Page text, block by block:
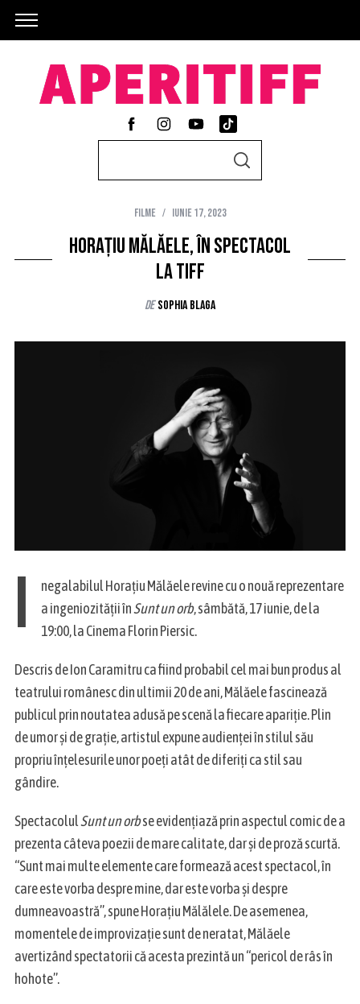
c
S
Filme iunie 17, 2023
Horațiu Mălăele, în spectacol
la TIFF
de Sophia Blaga
I
negalabilul Horațiu Mălăele revine cu o nouă reprezentare
a ingeniozității înSunt un orb, sâmbătă, 17 iunie, de la
19:00, la Cinema Florin Piersic.
Descris de Ion Caramitru ca fiind probabil cel mai bun produs al
teatrului românesc din ultimii 20 de ani, Mălăele fascinează
publicul prin noutatea adusă pe scenă la fiecare apariție. Plin
de umor și de grație, artistul expune audienței în stilul său
propriu înțelesurile unor poeți atât de diferiți ca stil sau
gândire.
SpectacolulSunt un orbse evidențiază prin aspectul comic de a
prezenta câteva poezii de mare calitate, dar și de proză scurtă.
“Sunt mai multe elemente care formează acest spectacol, în
care este vorba despre mine, dar este vorba și despre
dumneavoastră”, spune Horațiu Mălălele. De asemenea,
momentele de improvizație sunt de neratat, Mălăele
avertizând spectatorii că acesta prezintă un “pericol de râs în
hohote”.
S
r
c
h
o